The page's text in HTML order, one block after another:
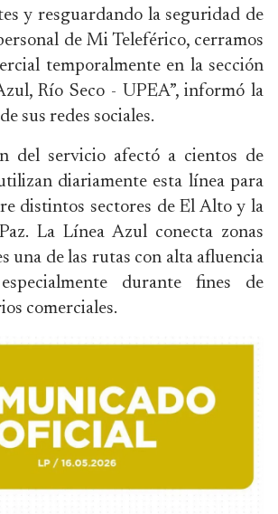
y resguardando la seguridad de
de Mi Teleférico, cerramos
temporalmente en la sección
Río Seco - UPEA”, informó la
sus redes sociales.
del servicio afectó a cientos de
diariamente esta línea para
distintos sectores de El Alto y la
La Línea Azul conecta zonas
una de las rutas con alta afluencia
durante fines de
comerciales.